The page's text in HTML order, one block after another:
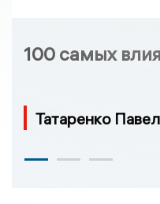
100 самых
Татаренко